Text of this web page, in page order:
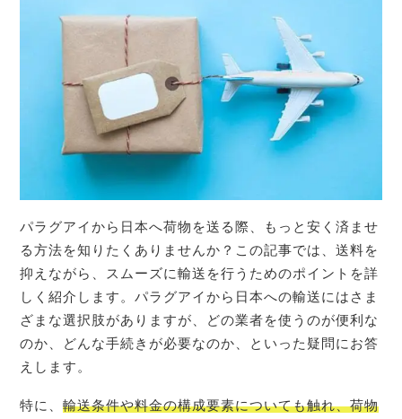
パラグアイから日本へ荷物を送る際、もっと安く済ませ
る方法を知りたくありませんか？この記事では、送料を
抑えながら、スムーズに輸送を行うためのポイントを詳
しく紹介します。パラグアイから日本への輸送にはさま
ざまな選択肢がありますが、どの業者を使うのが便利な
のか、どんな手続きが必要なのか、といった疑問にお答
えします。
特に、輸送条件や料金の構成要素についても触れ、荷物